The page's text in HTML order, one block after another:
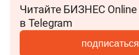
Читайте БИЗНЕС Online
в Telegram
подписаться